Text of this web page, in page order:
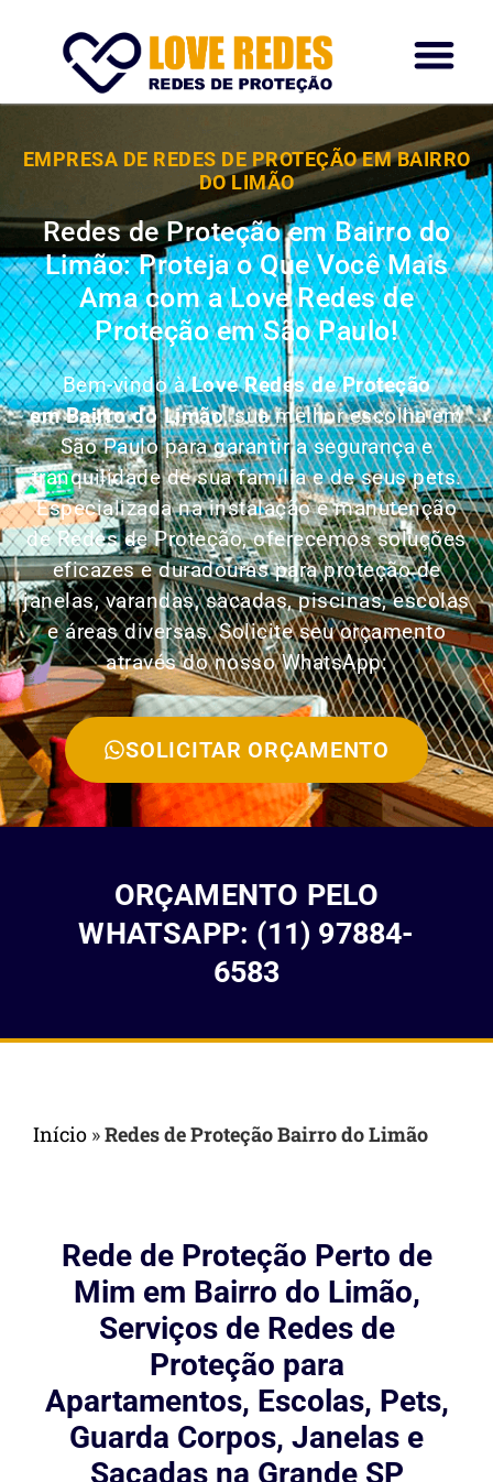
EMPRESA DE REDES DE PROTEÇÃO EM BAIRRO
DO LIMÃO
Redes de Proteção em Bairro do
Limão: Proteja o Que Você Mais
Ama com a Love Redes de
Proteção em São Paulo!
Bem-vindo àLove Redes de Proteção
em Bairro do Limão, sua melhor escolha em
São Paulo para garantir a segurança e
tranquilidade de sua família e de seus pets.
Especializada na instalação e manutenção
de Redes de Proteção, oferecemos soluções
eficazes e duradouras para proteção de
janelas, varandas, sacadas, piscinas, escolas
e áreas diversas. Solicite seu orçamento
através do nosso WhatsApp:
SOLICITAR ORÇAMENTO
ORÇAMENTO PELO
WHATSAPP: (11) 97884-
6583
Início »Redes de Proteção Bairro do Limão
Rede de Proteção Perto de
Mim em Bairro do Limão,
Serviços de Redes de
Proteção para
Apartamentos, Escolas, Pets,
Guarda Corpos, Janelas e
Sacadas na Grande SP